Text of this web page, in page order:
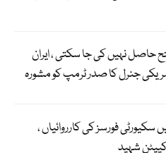
نہیں کی جا سکتی ، ایران
جنرل کا صدر ٹرمپ کو مشورہ
سکیورٹی فورسز کی کارروائیاں ،